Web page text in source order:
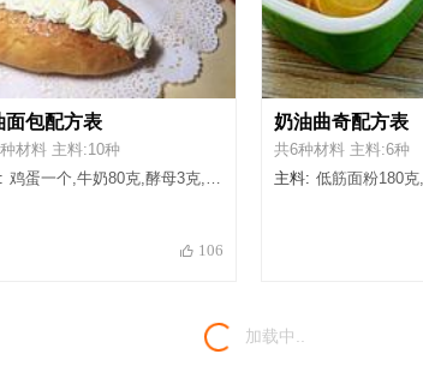
面包配方表
材料 主料:10种
鸡蛋一个,牛奶80克,酵母3克,高筋面粉250克,黄油30克,盐2克,糖20克,淡奶油100克,白芝麻10克,奶油用糖10克
106
奶油曲奇配方表
共6种材料 主料:6种
主料: 低筋面粉180克,黄油125克,白砂糖30克
加载中..